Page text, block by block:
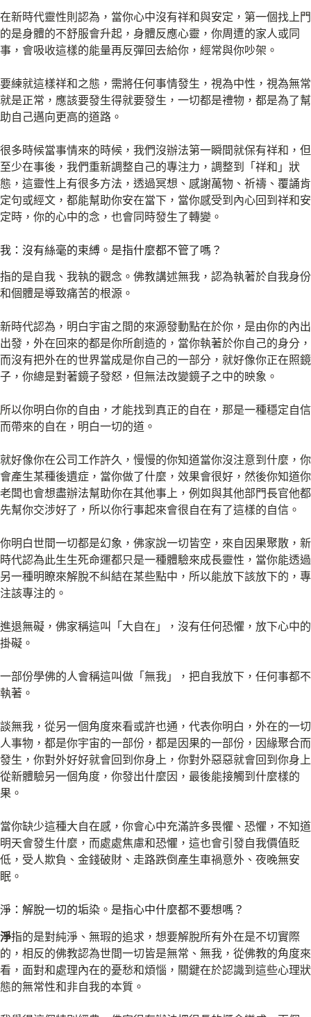
在新時代靈性則認為，當你心中沒有祥和與安定，第一個找上門
的是身體的不舒服會升起，身體反應心靈，你周遭的家人或同
事，會吸收這樣的能量再反彈回去給你，經常與你吵架。
要練就這樣祥和之態，需將任何事情發生，視為中性，視為無常
就是正常，應該要發生得就要發生，一切都是禮物，都是為了幫
助自己邁向更高的道路。
很多時候當事情來的時候，我們沒辦法第一瞬間就保有祥和，但
至少在事後，我們重新調整自己的專注力，調整到「祥和」狀
態，這靈性上有很多方法，透過冥想、感謝萬物、祈禱、覆誦肯
定句或經文，都能幫助你安在當下，當你感受到內心回到祥和安
定時，你的心中的念，也會同時發生了轉變。
我：沒有絲毫的束縛。是指什麼都不管了嗎？
指的是自我、我執的觀念。佛教講述無我，認為執著於自我身份
和個體是導致痛苦的根源。
新時代認為，明白宇宙之間的來源發動點在於你，是由你的內出
出發，外在回來的都是你所創造的，當你執著於你自己的身分，
而沒有把外在的世界當成是你自己的一部分，就好像你正在照鏡
子，你總是對著鏡子發怒，但無法改變鏡子之中的映象。
所以你明白你的自由，才能找到真正的自在，那是一種穩定自信
而帶來的自在，明白一切的道。
就好像你在公司工作許久，慢慢的你知道當你沒注意到什麼，你
會產生某種後遺症，當你做了什麼，效果會很好，然後你知道你
老闆也會想盡辦法幫助你在其他事上，例如與其他部門長官他都
先幫你交涉好了，所以你行事起來會很自在有了這樣的自信。
你明白世間一切都是幻象，佛家說一切皆空，來自因果聚散，新
時代認為此生生死命運都只是一種體驗來成長靈性，當你能透過
另一種明瞭來解脫不糾結在某些點中，所以能放下該放下的，專
注該專注的。
進退無礙，佛家稱這叫「大自在」，沒有任何恐懼，放下心中的
掛礙。
一部份學佛的人會稱這叫做「無我」，把自我放下，任何事都不
執著。
談無我，從另一個角度來看或許也通，代表你明白，外在的一切
人事物，都是你宇宙的一部份，都是因果的一部份，因緣聚合而
發生，你對外好好就會回到你身上，你對外惡惡就會回到你身上
從新體驗另一個角度，你發出什麼因，最後能接觸到什麼樣的
果。
當你缺少這種大自在感，你會心中充滿許多畏懼、恐懼，不知道
明天會發生什麼，而處處焦慮和恐懼，這也會引發自我價值貶
低，受人欺負、金錢破財、走路跌倒產生車禍意外、夜晚無安
眠。
淨：解脫一切的垢染。是指心中什麼都不要想嗎？
淨指的是對純淨、無瑕的追求，想要解脫所有外在是不切實際
的，相反的佛教認為世間一切皆是無常、無我，從佛教的角度來
看，面對和處理內在的憂愁和煩惱，關鍵在於認識到這些心理狀
態的無常性和非自我的本質。